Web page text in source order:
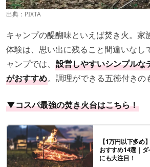
出典：PIXTA
キャンプの醍醐味といえば焚き火。家
体験は、思い出に残ること間違いなし
ャンプでは、 設営しやすいシンプルな
がおすすめ。調理ができる五徳付きの
▼コスパ最強の焚き火台はこちら！
【1万円以下多め
おすすめ14選｜
にも大注目！